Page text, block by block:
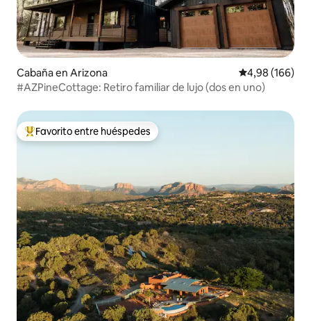
Cabaña en Arizona Calificación
4,98 (166)
#AZPineCottage: Retiro familiar de lujo (dos en uno)
Favorito entre los huéspedes más destacados
Favorito entre huéspedes